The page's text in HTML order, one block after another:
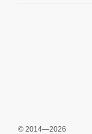
© 2014—2026